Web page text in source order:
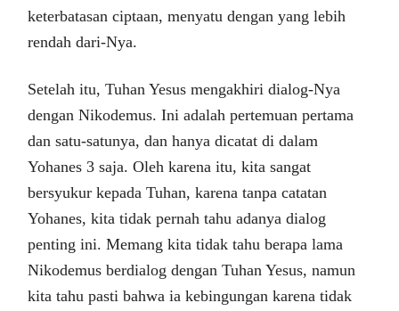
keterbatasan ciptaan, menyatu dengan yang lebih
rendah dari-Nya.
Setelah itu, Tuhan Yesus mengakhiri dialog-Nya
dengan Nikodemus. Ini adalah pertemuan pertama
dan satu-satunya, dan hanya dicatat di dalam
Yohanes 3 saja. Oleh karena itu, kita sangat
bersyukur kepada Tuhan, karena tanpa catatan
Yohanes, kita tidak pernah tahu adanya dialog
penting ini. Memang kita tidak tahu berapa lama
Nikodemus berdialog dengan Tuhan Yesus, namun
kita tahu pasti bahwa ia kebingungan karena tidak